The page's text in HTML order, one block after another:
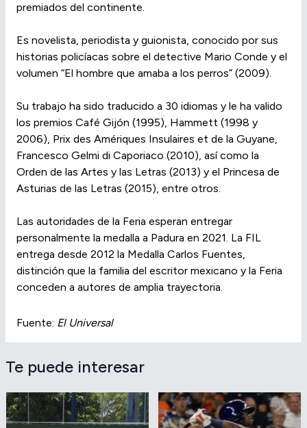
premiados del continente.
Es novelista, periodista y guionista, conocido por sus
historias policíacas sobre el detective Mario Conde y el
volumen “El hombre que amaba a los perros” (2009).
Su trabajo ha sido traducido a 30 idiomas y le ha valido
los premios Café Gijón (1995), Hammett (1998 y
2006), Prix des Amériques Insulaires et de la Guyane,
Francesco Gelmi di Caporiaco (2010), así como la
Orden de las Artes y las Letras (2013) y el Princesa de
Asturias de las Letras (2015), entre otros.
Las autoridades de la Feria esperan entregar
personalmente la medalla a Padura en 2021. La FIL
entrega desde 2012 la Medalla Carlos Fuentes,
distinción que la familia del escritor mexicano y la Feria
conceden a autores de amplia trayectoria.
Fuente: El Universal
Te puede interesar